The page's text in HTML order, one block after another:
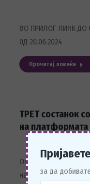
ВО ПРИЛОГ ЛИНК ДО
0Д 20.06.2024
Прочитај повеќе
ТРЕТ состанок
на
Оnline состанок со
на Стоматолошката
за да